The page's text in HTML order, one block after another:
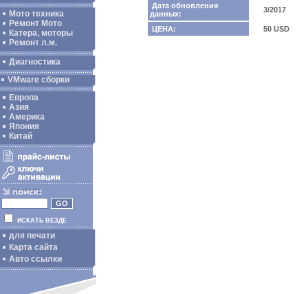
Мото техника
Ремонт Мото
Катера, моторы
Ремонт л.м.
Диагностика
VMware сборки
Европа
Азия
Америка
Япония
Китай
ИСКАТЬ ВЕЗДЕ
для печати
Карта сайта
Авто ссылки
Дата обновления
данных:
3/2017
ЦЕНА: 50 USD